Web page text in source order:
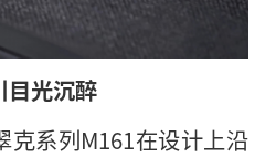
目光沉醉
克系列M161在设计上沿